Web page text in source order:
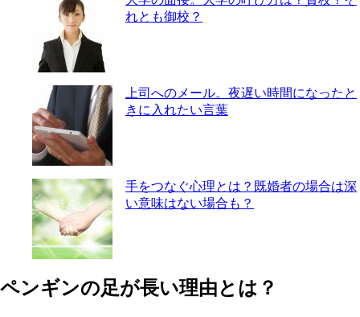
れとも御校？
上司へのメール。夜遅い時間になったと
きに入れたい言葉
手をつなぐ心理とは？既婚者の場合は深
い意味はない場合も？
ペンギンの足が長い理由とは？